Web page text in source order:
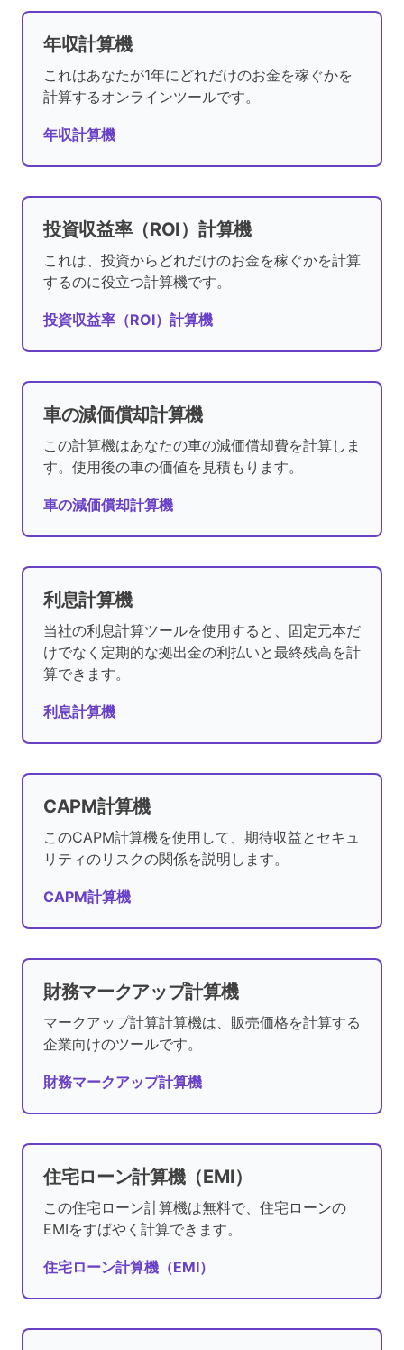
年収計算機
これはあなたが1年にどれだけのお金を稼ぐかを
計算するオンラインツールです。
年収計算機
投資収益率（ROI）計算機
これは、投資からどれだけのお金を稼ぐかを計算
するのに役立つ計算機です。
投資収益率（ROI）計算機
車の減価償却計算機
この計算機はあなたの車の減価償却費を計算しま
す。使用後の車の価値を見積もります。
車の減価償却計算機
利息計算機
当社の利息計算ツールを使用すると、固定元本だ
けでなく定期的な拠出金の利払いと最終残高を計
算できます。
利息計算機
CAPM計算機
このCAPM計算機を使用して、期待収益とセキュ
リティのリスクの関係を説明します。
CAPM計算機
財務マークアップ計算機
マークアップ計算計算機は、販売価格を計算する
企業向けのツールです。
財務マークアップ計算機
住宅ローン計算機（EMI）
この住宅ローン計算機は無料で、住宅ローンの
EMIをすばやく計算できます。
住宅ローン計算機（EMI）